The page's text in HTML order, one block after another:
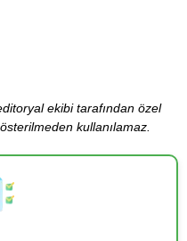
ekibi tarafından özel
kullanılamaz.